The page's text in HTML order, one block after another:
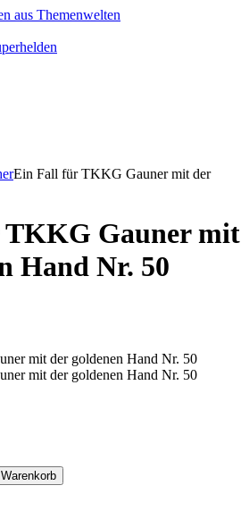
aus Themenwelten
Ein Fall für TKKG Gauner mit der
Gauner mit
Hand Nr. 50